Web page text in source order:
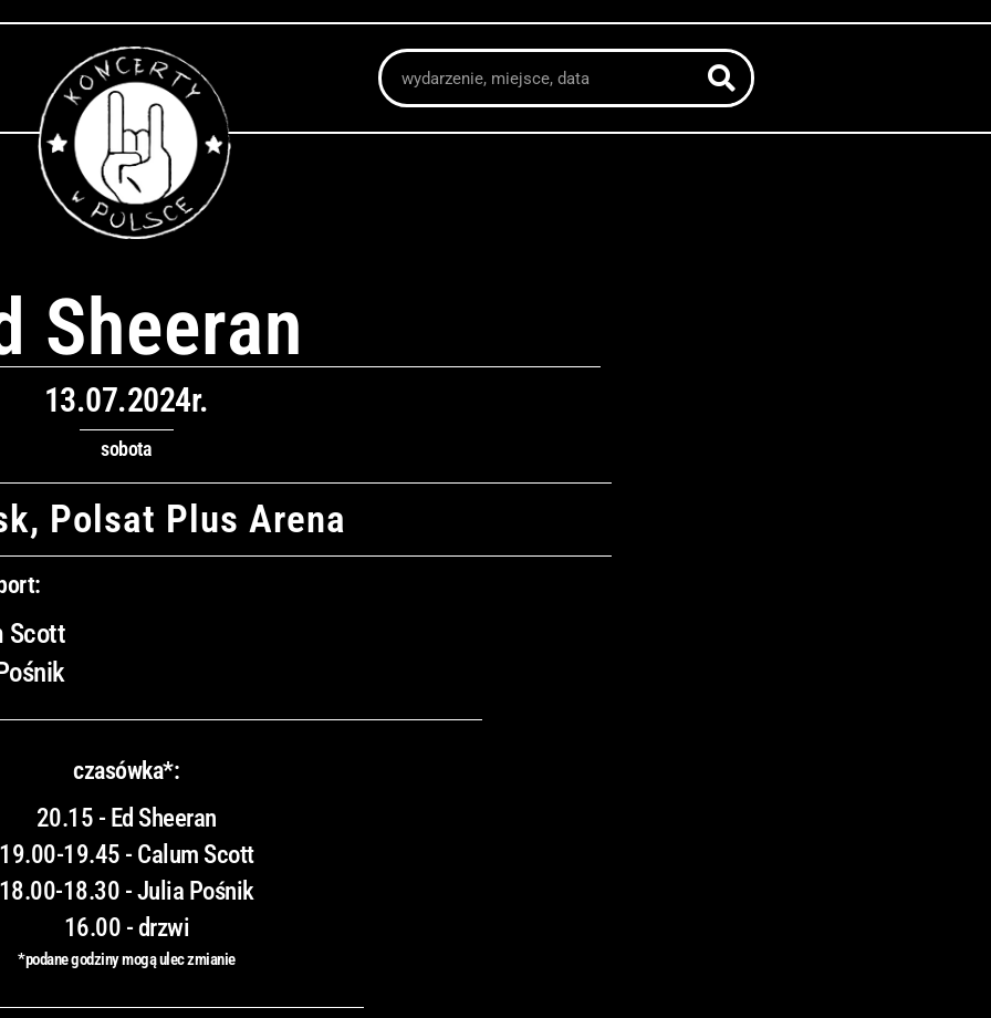
Szukaj
Sheeran
13.07.2024r.
sobota
Polsat Plus Arena
Scott
czasówka*:
20.15 - Ed Sheeran
19.00-19.45 - Calum Scott
18.30 - Julia Pośnik
16.00 - drzwi
*podane godziny mogą ulec zmianie